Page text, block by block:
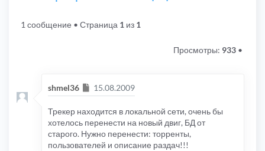
1 сообщение • Страница 1 из 1
Просмотры: 933 •
shmel36 Сообщение
15.08.2009
Трекер находится в локальной сети, очень бы
хотелось перенести на новый двиг, БД от
старого. Нужно перенести: торренты,
пользователей и описание раздач!!!